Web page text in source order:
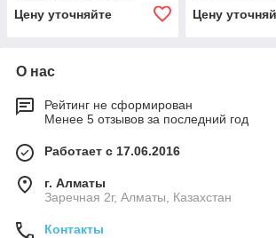
Цену уточняйте
Цену
О нас
Рейтинг не сформирован
Менее 5 отзывов за последний год
Работает с 17.06.2016
г. Алматы
Заречная 2г, Алматы, Казахстан
Контакты